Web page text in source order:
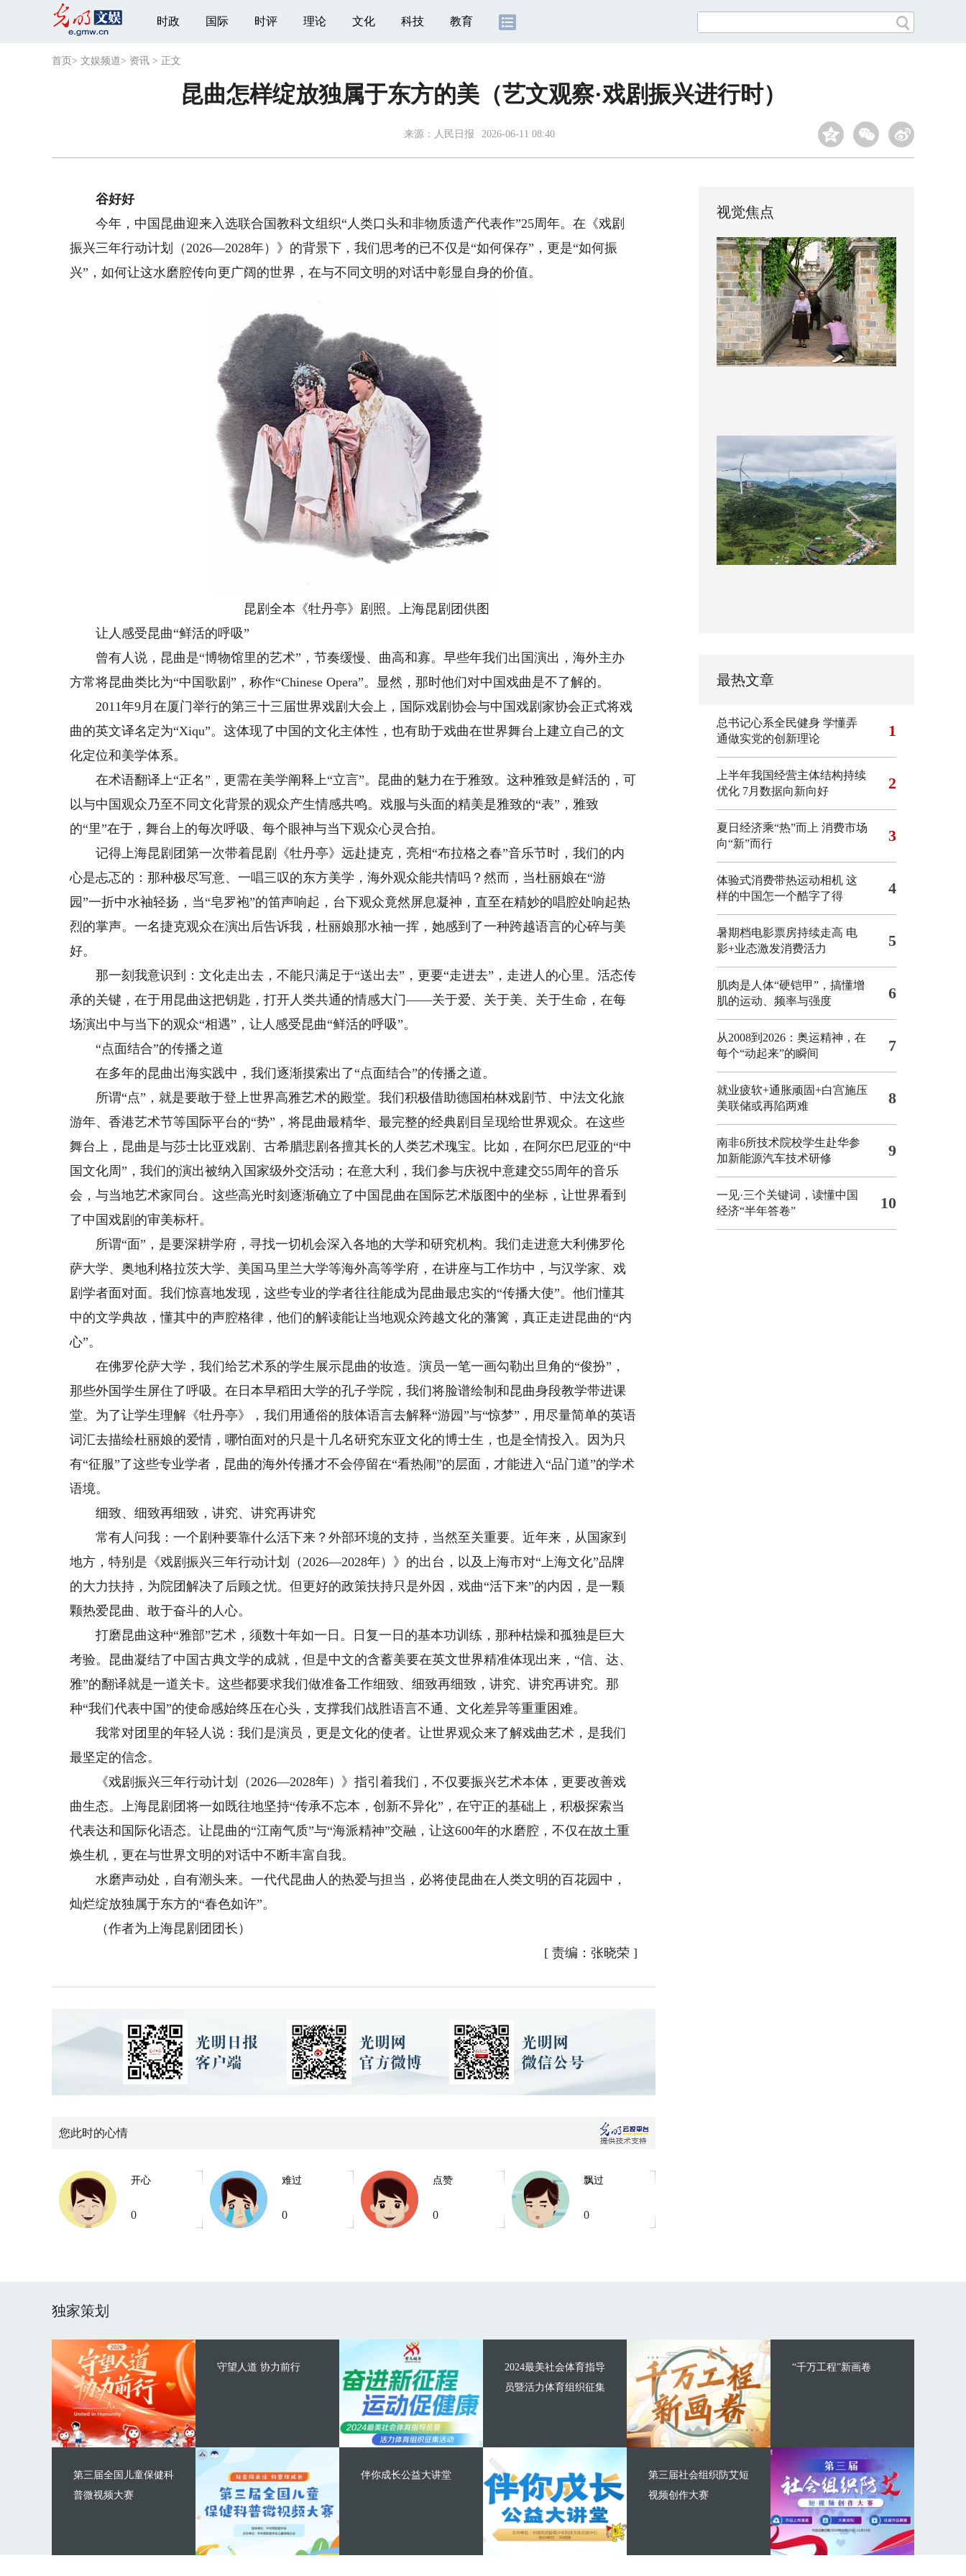
时政 国际 时评 理论 文化 科技 教育
首页 > 文娱频道> 资讯 > 正文
昆曲怎样绽放独属于东方的美（艺文观察·戏剧振兴进行时）
来源： 人民日报 2026-06-11 08:40
谷好好
今年，中国昆曲迎来入选联合国教科文组织“人类口头和非物质遗产代表作”25周年。在《戏剧
振兴三年行动计划（2026—2028年）》的背景下，我们思考的已不仅是“如何保存”，更是“如何振
兴”，如何让这水磨腔传向更广阔的世界，在与不同文明的对话中彰显自身的价值。
昆剧全本《牡丹亭》剧照。上海昆剧团供图
让人感受昆曲“鲜活的呼吸”
曾有人说，昆曲是“博物馆里的艺术”，节奏缓慢、曲高和寡。早些年我们出国演出，海外主办
方常将昆曲类比为“中国歌剧”，称作“Chinese Opera”。显然，那时他们对中国戏曲是不了解的。
2011年9月在厦门举行的第三十三届世界戏剧大会上，国际戏剧协会与中国戏剧家协会正式将戏
曲的英文译名定为“Xiqu”。这体现了中国的文化主体性，也有助于戏曲在世界舞台上建立自己的文
化定位和美学体系。
在术语翻译上“正名”，更需在美学阐释上“立言”。昆曲的魅力在于雅致。这种雅致是鲜活的，可
以与中国观众乃至不同文化背景的观众产生情感共鸣。戏服与头面的精美是雅致的“表”，雅致
的“里”在于，舞台上的每次呼吸、每个眼神与当下观众心灵合拍。
记得上海昆剧团第一次带着昆剧《牡丹亭》远赴捷克，亮相“布拉格之春”音乐节时，我们的内
心是忐忑的：那种极尽写意、一唱三叹的东方美学，海外观众能共情吗？然而，当杜丽娘在“游
园”一折中水袖轻扬，当“皂罗袍”的笛声响起，台下观众竟然屏息凝神，直至在精妙的唱腔处响起热
烈的掌声。一名捷克观众在演出后告诉我，杜丽娘那水袖一挥，她感到了一种跨越语言的心碎与美
好。
那一刻我意识到：文化走出去，不能只满足于“送出去”，更要“走进去”，走进人的心里。活态传
承的关键，在于用昆曲这把钥匙，打开人类共通的情感大门——关于爱、关于美、关于生命，在每
场演出中与当下的观众“相遇”，让人感受昆曲“鲜活的呼吸”。
“点面结合”的传播之道
在多年的昆曲出海实践中，我们逐渐摸索出了“点面结合”的传播之道。
所谓“点”，就是要敢于登上世界高雅艺术的殿堂。我们积极借助德国柏林戏剧节、中法文化旅
游年、香港艺术节等国际平台的“势”，将昆曲最精华、最完整的经典剧目呈现给世界观众。在这些
舞台上，昆曲是与莎士比亚戏剧、古希腊悲剧各擅其长的人类艺术瑰宝。比如，在阿尔巴尼亚的“中
国文化周”，我们的演出被纳入国家级外交活动；在意大利，我们参与庆祝中意建交55周年的音乐
会，与当地艺术家同台。这些高光时刻逐渐确立了中国昆曲在国际艺术版图中的坐标，让世界看到
了中国戏剧的审美标杆。
所谓“面”，是要深耕学府，寻找一切机会深入各地的大学和研究机构。我们走进意大利佛罗伦
萨大学、奥地利格拉茨大学、美国马里兰大学等海外高等学府，在讲座与工作坊中，与汉学家、戏
剧学者面对面。我们惊喜地发现，这些专业的学者往往能成为昆曲最忠实的“传播大使”。他们懂其
中的文学典故，懂其中的声腔格律，他们的解读能让当地观众跨越文化的藩篱，真正走进昆曲的“内
心”。
在佛罗伦萨大学，我们给艺术系的学生展示昆曲的妆造。演员一笔一画勾勒出旦角的“俊扮”，
那些外国学生屏住了呼吸。在日本早稻田大学的孔子学院，我们将脸谱绘制和昆曲身段教学带进课
堂。为了让学生理解《牡丹亭》，我们用通俗的肢体语言去解释“游园”与“惊梦”，用尽量简单的英语
词汇去描绘杜丽娘的爱情，哪怕面对的只是十几名研究东亚文化的博士生，也是全情投入。因为只
有“征服”了这些专业学者，昆曲的海外传播才不会停留在“看热闹”的层面，才能进入“品门道”的学术
语境。
细致、细致再细致，讲究、讲究再讲究
常有人问我：一个剧种要靠什么活下来？外部环境的支持，当然至关重要。近年来，从国家到
地方，特别是《戏剧振兴三年行动计划（2026—2028年）》的出台，以及上海市对“上海文化”品牌
的大力扶持，为院团解决了后顾之忧。但更好的政策扶持只是外因，戏曲“活下来”的内因，是一颗
颗热爱昆曲、敢于奋斗的人心。
打磨昆曲这种“雅部”艺术，须数十年如一日。日复一日的基本功训练，那种枯燥和孤独是巨大
考验。昆曲凝结了中国古典文学的成就，但是中文的含蓄美要在英文世界精准体现出来，“信、达、
雅”的翻译就是一道关卡。这些都要求我们做准备工作细致、细致再细致，讲究、讲究再讲究。那
种“我们代表中国”的使命感始终压在心头，支撑我们战胜语言不通、文化差异等重重困难。
我常对团里的年轻人说：我们是演员，更是文化的使者。让世界观众来了解戏曲艺术，是我们
最坚定的信念。
《戏剧振兴三年行动计划（2026—2028年）》指引着我们，不仅要振兴艺术本体，更要改善戏
曲生态。上海昆剧团将一如既往地坚持“传承不忘本，创新不异化”，在守正的基础上，积极探索当
代表达和国际化语态。让昆曲的“江南气质”与“海派精神”交融，让这600年的水磨腔，不仅在故土重
焕生机，更在与世界文明的对话中不断丰富自我。
水磨声动处，自有潮头来。一代代昆曲人的热爱与担当，必将使昆曲在人类文明的百花园中，
灿烂绽放独属于东方的“春色如许”。
（作者为上海昆剧团团长）
[ 责编：张晓荣 ]
您此时的心情
开心
0
难过
0
点赞
0
飘过
0
视觉焦点
最热文章
总书记心系全民健身 学懂弄
通做实党的创新理论
1
上半年我国经营主体结构持续
优化 7月数据向新向好 2
夏日经济乘“热”而上 消费市场
向“新”而行
3
体验式消费带热运动相机 这
样的中国怎一个酷字了得
4
暑期档电影票房持续走高 电
影+业态激发消费活力
5
肌肉是人体“硬铠甲”，搞懂增
肌的运动、频率与强度
6
从2008到2026：奥运精神，在
每个“动起来”的瞬间
7
就业疲软+通胀顽固+白宫施压
美联储或再陷两难
8
南非6所技术院校学生赴华参
加新能源汽车技术研修
9
一见·三个关键词，读懂中国
经济“半年答卷”
10
独家策划
守望人道 协力前行
第三届全国儿童保健科
普微视频大赛
2024最美社会体育指导
员暨活力体育组织征集
伴你成长公益大讲堂
“千万工程”新画卷
第三届社会组织防艾短
视频创作大赛